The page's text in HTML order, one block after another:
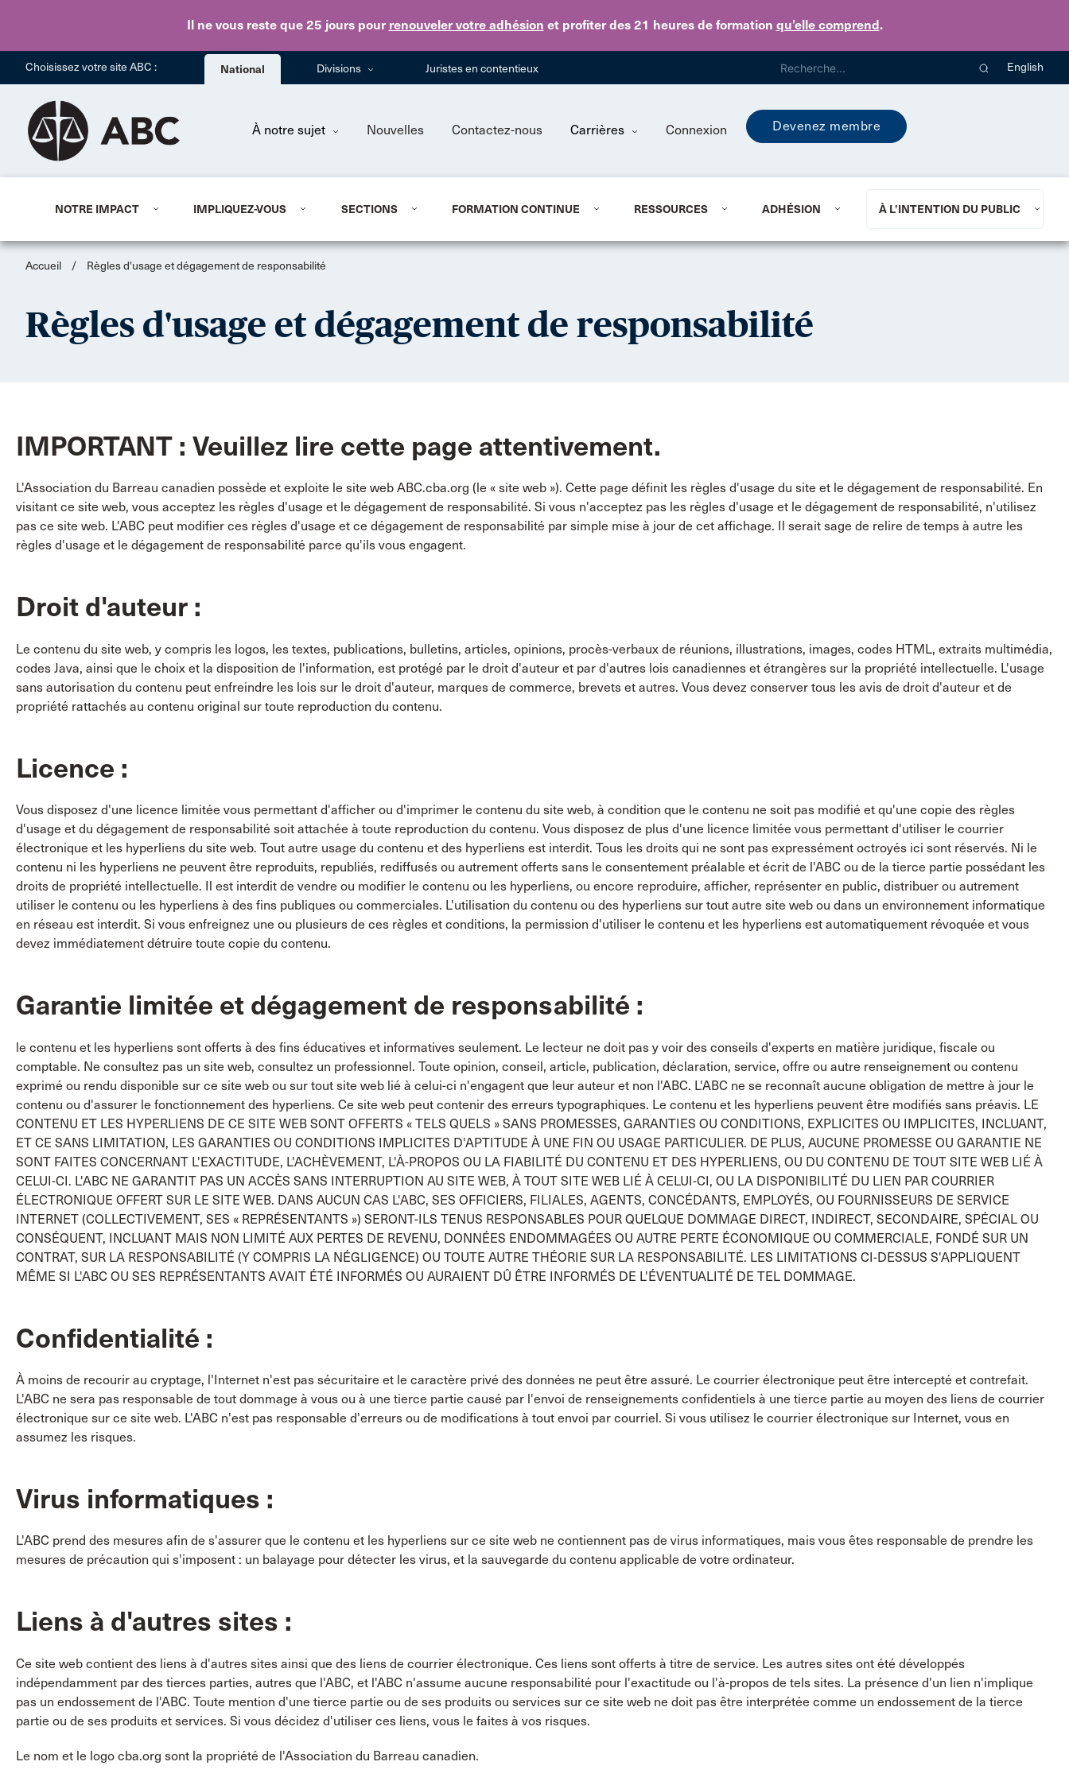
Il ne vous reste que 25 jourspour renouveler votre adhésion et profiter des 21 heures de formation qu’elle comprend.
Skip to main content
Choisissez votre site ABC : National Divisions Juristes en contentieux English
À notre sujet Nouvelles Contactez-nous Carrières Connexion Devenez membre
NOTRE IMPACT IMPLIQUEZ-VOUS SECTIONS FORMATION CONTINUE RESSOURCES ADHÉSION À L’INTENTION DU PUBLIC
Accueil / Règles d'usage et dégagement de responsabilité
Règles d'usage et dégagement de responsabilité
IMPORTANT : Veuillez lire cette page attentivement.
L'Association du Barreau canadien possède et exploite le site web ABC.cba.org (le « site web »). Cette page définit les règles d'usage du site et le dégagement de responsabilité. En
visitant ce site web, vous acceptez les règles d'usage et le dégagement de responsabilité. Si vous n'acceptez pas les règles d'usage et le dégagement de responsabilité, n'utilisez
pas ce site web. L'ABC peut modifier ces règles d'usage et ce dégagement de responsabilité par simple mise à jour de cet affichage. Il serait sage de relire de temps à autre les
règles d'usage et le dégagement de responsabilité parce qu'ils vous engagent.
Droit d'auteur :
Le contenu du site web, y compris les logos, les textes, publications, bulletins, articles, opinions, procès-verbaux de réunions, illustrations, images, codes HTML, extraits multimédia,
codes Java, ainsi que le choix et la disposition de l'information, est protégé par le droit d'auteur et par d'autres lois canadiennes et étrangères sur la propriété intellectuelle. L'usage
sans autorisation du contenu peut enfreindre les lois sur le droit d'auteur, marques de commerce, brevets et autres. Vous devez conserver tous les avis de droit d'auteur et de
propriété rattachés au contenu original sur toute reproduction du contenu.
Licence :
Vous disposez d'une licence limitée vous permettant d'afficher ou d'imprimer le contenu du site web, à condition que le contenu ne soit pas modifié et qu'une copie des règles
d'usage et du dégagement de responsabilité soit attachée à toute reproduction du contenu. Vous disposez de plus d'une licence limitée vous permettant d'utiliser le courrier
électronique et les hyperliens du site web. Tout autre usage du contenu et des hyperliens est interdit. Tous les droits qui ne sont pas expressément octroyés ici sont réservés. Ni le
contenu ni les hyperliens ne peuvent être reproduits, republiés, rediffusés ou autrement offerts sans le consentement préalable et écrit de l'ABC ou de la tierce partie possédant les
droits de propriété intellectuelle. Il est interdit de vendre ou modifier le contenu ou les hyperliens, ou encore reproduire, afficher, représenter en public, distribuer ou autrement
utiliser le contenu ou les hyperliens à des fins publiques ou commerciales. L'utilisation du contenu ou des hyperliens sur tout autre site web ou dans un environnement informatique
en réseau est interdit. Si vous enfreignez une ou plusieurs de ces règles et conditions, la permission d'utiliser le contenu et les hyperliens est automatiquement révoquée et vous
devez immédiatement détruire toute copie du contenu.
Garantie limitée et dégagement de responsabilité :
le contenu et les hyperliens sont offerts à des fins éducatives et informatives seulement. Le lecteur ne doit pas y voir des conseils d'experts en matière juridique, fiscale ou
comptable. Ne consultez pas un site web, consultez un professionnel. Toute opinion, conseil, article, publication, déclaration, service, offre ou autre renseignement ou contenu
exprimé ou rendu disponible sur ce site web ou sur tout site web lié à celui-ci n'engagent que leur auteur et non l'ABC. L'ABC ne se reconnaît aucune obligation de mettre à jour le
contenu ou d'assurer le fonctionnement des hyperliens. Ce site web peut contenir des erreurs typographiques. Le contenu et les hyperliens peuvent être modifiés sans préavis. LE
CONTENU ET LES HYPERLIENS DE CE SITE WEB SONT OFFERTS « TELS QUELS » SANS PROMESSES, GARANTIES OU CONDITIONS, EXPLICITES OU IMPLICITES, INCLUANT,
ET CE SANS LIMITATION, LES GARANTIES OU CONDITIONS IMPLICITES D'APTITUDE À UNE FIN OU USAGE PARTICULIER. DE PLUS, AUCUNE PROMESSE OU GARANTIE NE
SONT FAITES CONCERNANT L'EXACTITUDE, L'ACHÈVEMENT, L'À-PROPOS OU LA FIABILITÉ DU CONTENU ET DES HYPERLIENS, OU DU CONTENU DE TOUT SITE WEB LIÉ À
CELUI-CI. L'ABC NE GARANTIT PAS UN ACCÈS SANS INTERRUPTION AU SITE WEB, À TOUT SITE WEB LIÉ À CELUI-CI, OU LA DISPONIBILITÉ DU LIEN PAR COURRIER
ÉLECTRONIQUE OFFERT SUR LE SITE WEB. DANS AUCUN CAS L'ABC, SES OFFICIERS, FILIALES, AGENTS, CONCÉDANTS, EMPLOYÉS, OU FOURNISSEURS DE SERVICE
INTERNET (COLLECTIVEMENT, SES « REPRÉSENTANTS ») SERONT-ILS TENUS RESPONSABLES POUR QUELQUE DOMMAGE DIRECT, INDIRECT, SECONDAIRE, SPÉCIAL OU
CONSÉQUENT, INCLUANT MAIS NON LIMITÉ AUX PERTES DE REVENU, DONNÉES ENDOMMAGÉES OU AUTRE PERTE ÉCONOMIQUE OU COMMERCIALE, FONDÉ SUR UN
CONTRAT, SUR LA RESPONSABILITÉ (Y COMPRIS LA NÉGLIGENCE) OU TOUTE AUTRE THÉORIE SUR LA RESPONSABILITÉ. LES LIMITATIONS CI-DESSUS S'APPLIQUENT
MÊME SI L'ABC OU SES REPRÉSENTANTS AVAIT ÉTÉ INFORMÉS OU AURAIENT DÛ ÊTRE INFORMÉS DE L'ÉVENTUALITÉ DE TEL DOMMAGE.
Confidentialité :
À moins de recourir au cryptage, l'Internet n'est pas sécuritaire et le caractère privé des données ne peut être assuré. Le courrier électronique peut être intercepté et contrefait.
L'ABC ne sera pas responsable de tout dommage à vous ou à une tierce partie causé par l'envoi de renseignements confidentiels à une tierce partie au moyen des liens de courrier
électronique sur ce site web. L'ABC n'est pas responsable d'erreurs ou de modifications à tout envoi par courriel. Si vous utilisez le courrier électronique sur Internet, vous en
assumez les risques.
Virus informatiques :
L'ABC prend des mesures afin de s'assurer que le contenu et les hyperliens sur ce site web ne contiennent pas de virus informatiques, mais vous êtes responsable de prendre les
mesures de précaution qui s'imposent : un balayage pour détecter les virus, et la sauvegarde du contenu applicable de votre ordinateur.
Liens à d'autres sites :
Ce site web contient des liens à d'autres sites ainsi que des liens de courrier électronique. Ces liens sont offerts à titre de service. Les autres sites ont été développés
indépendamment par des tierces parties, autres que l'ABC, et l'ABC n'assume aucune responsabilité pour l'exactitude ou l'à-propos de tels sites. La présence d'un lien n'implique
pas un endossement de l'ABC. Toute mention d'une tierce partie ou de ses produits ou services sur ce site web ne doit pas être interprétée comme un endossement de la tierce
partie ou de ses produits et services. Si vous décidez d'utiliser ces liens, vous le faites à vos risques.
Le nom et le logo cba.org sont la propriété de l'Association du Barreau canadien.